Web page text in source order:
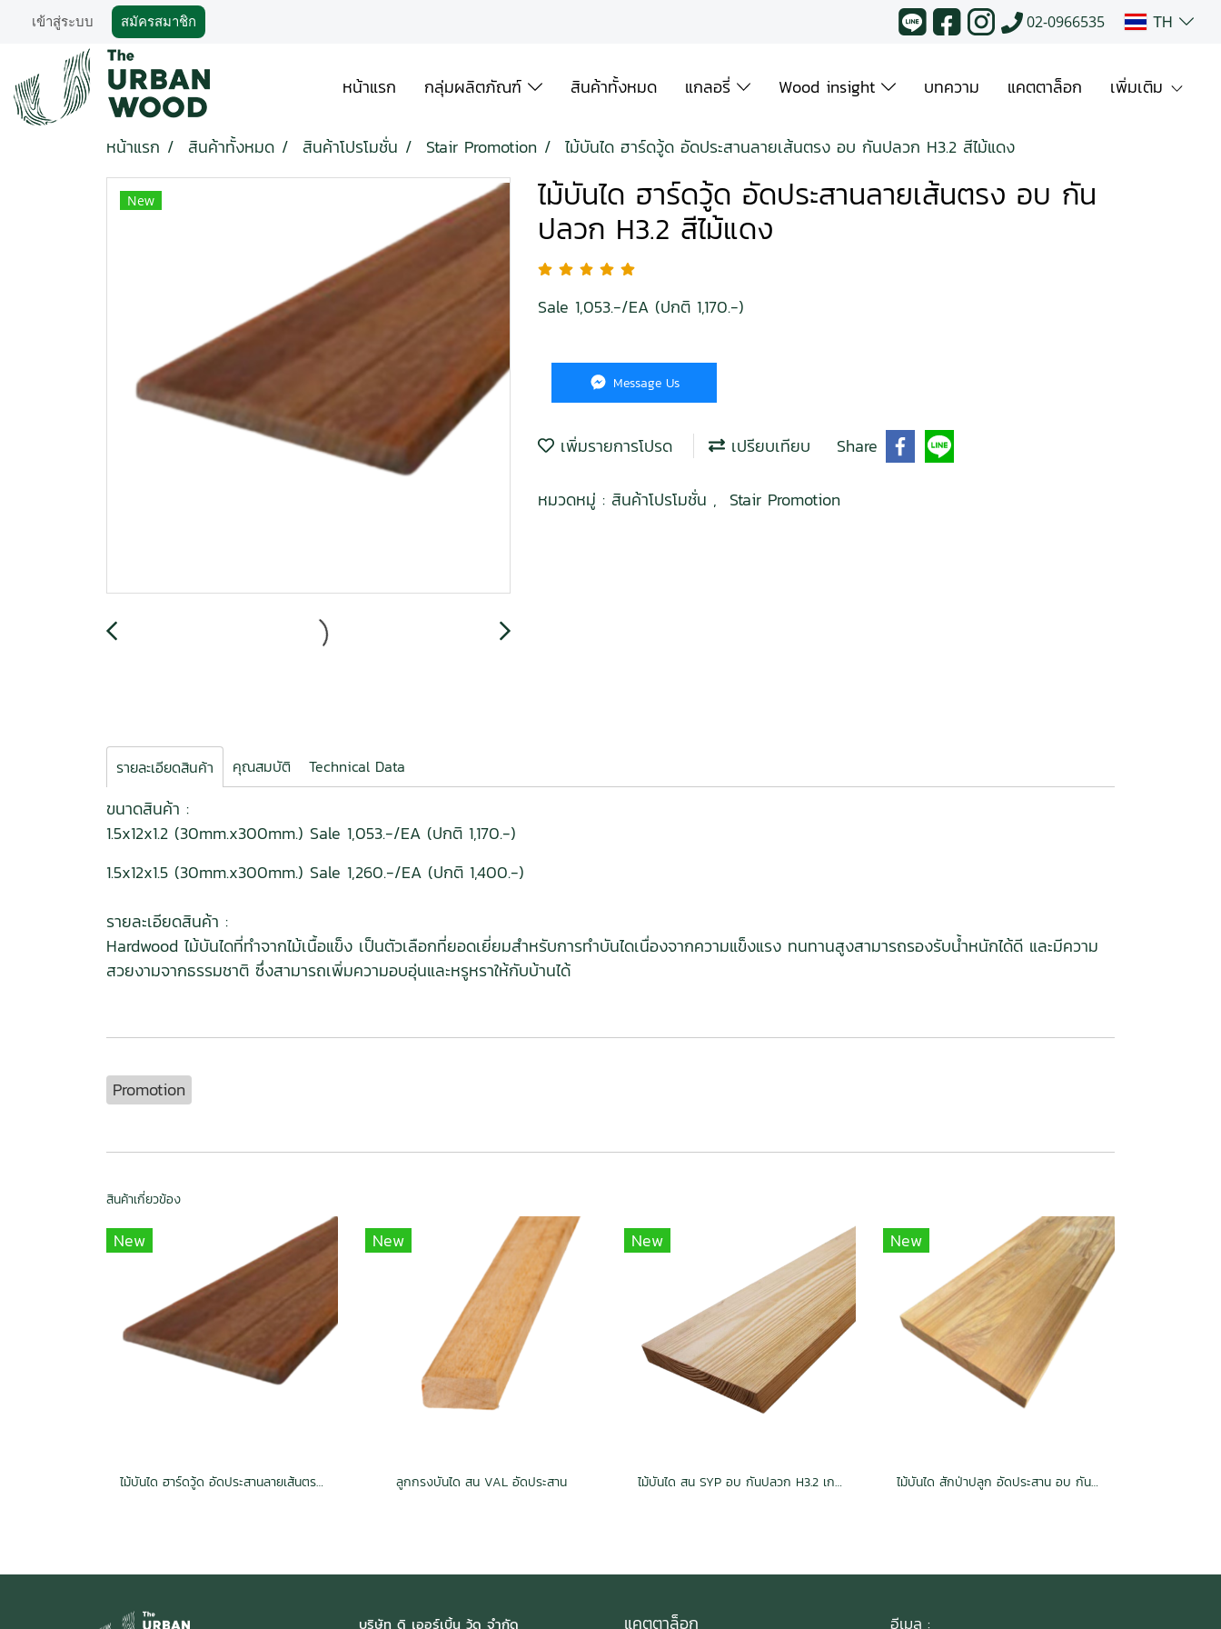
เข้าสู่ระบบ สมัครสมาชิก 02-0966535 TH
หน้าแรก กลุ่มผลิตภัณฑ์ สินค้าทั้งหมด แกลอรี่ Wood insight บทความ แคตตาล็อก เพิ่มเติม
หน้าแรก สินค้าทั้งหมด สินค้าโปรโมชั่น Stair Promotion ไม้บันได ฮาร์ดวู้ด อัดประสานลายเส้นตรง อบ กันปลวก H3.2 สีไม้แดง
New ไม้บันได ฮาร์ดวู้ด อัดประสานลายเส้นตรง อบ กัน
ปลวก H3.2 สีไม้แดง
Sale 1,053.-/EA (ปกติ 1,170.-)
Message Us
เพิ่มรายการโปรด เปรียบเทียบ Share
หมวดหมู่ : สินค้าโปรโมชั่น , Stair Promotion
รายละเอียดสินค้า คุณสมบัติ Technical Data
ขนาดสินค้า :
1.5x12x1.2 (30mm.x300mm.) Sale 1,053.-/EA (ปกติ 1,170.-)
1.5x12x1.5 (30mm.x300mm.) Sale 1,260.-/EA (ปกติ 1,400.-)
รายละเอียดสินค้า :
Hardwood ไม้บันไดที่ทำจากไม้เนื้อแข็ง เป็นตัวเลือกที่ยอดเยี่ยมสำหรับการทำบันไดเนื่องจากความแข็งแรง ทนทานสูงสามารถรองรับน้ำหนักได้ดี และมีความ
สวยงามจากธรรมชาติ ซึ่งสามารถเพิ่มความอบอุ่นและหรูหราให้กับบ้านได้
Promotion
สินค้าเกี่ยวข้อง
New
ไม้บันได ฮาร์ดวู้ด อัดประสานลายเส้นตรง อบ กันปลวก H3.2 สีวอลนัท
New
ลูกกรงบันได สน VAL อัดประสาน
New
ไม้บันได สน SYP อบ กันปลวก H3.2 เกรดเนเชอรัล
New
ไม้บันได สักป่าปลูก อัดประสาน อบ กันปลวก H3.2 Grade AA
บริษัท ดิ เออร์เบิ้น วู้ด จำกัด แคตตาล็อก อีเมล :